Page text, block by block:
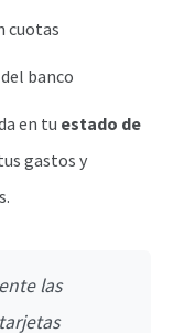
cuotas
banco
en tu estado de
gastos y
las